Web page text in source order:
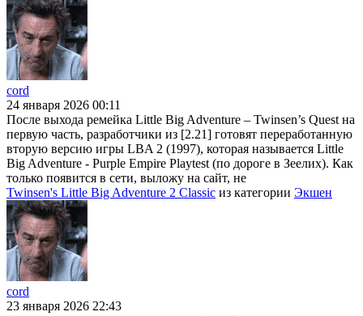
cord
24 января 2026 00:11
После выхода ремейка Little Big Adventure – Twinsen’s Quest на
первую часть, разработчики из [2.21] готовят переработанную
вторую версию игры LBA 2 (1997), которая называется Little
Big Adventure - Purple Empire Playtest (по дороге в Зеелих). Как
только появится в сети, выложу на сайт, не
Twinsen's Little Big Adventure 2 Classic из категории Экшен
cord
23 января 2026 22:43